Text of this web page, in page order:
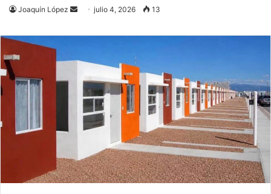
Joaquín López
Send
email
julio 4, 2026 13